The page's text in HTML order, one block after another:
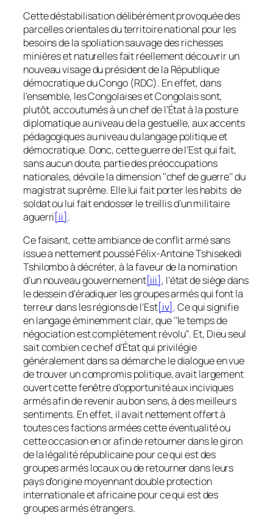
Cette déstabilisation délibérément provoquée des
parcelles orientales du territoire national pour les
besoins de la spoliation sauvage des richesses
minières et naturelles fait réellement découvrir un
nouveau visage du président de la République
démocratique du Congo (RDC). En effet, dans
l’ensemble, les Congolaises et Congolais sont,
plutôt, accoutumés à un chef de l’État à la posture
diplomatique au niveau de la gestuelle, aux accents
pédagogiques au niveau du langage politique et
démocratique. Donc, cette guerre de l’Est qui fait,
sans aucun doute, partie des préoccupations
nationales, dévoile la dimension ‘‘chef de guerre’’ du
magistrat suprême. Elle lui fait porter les habits de
soldat ou lui fait endosser le treillis d’un militaire
aguerri[ii].
Ce faisant, cette ambiance de conflit armé sans
issue a nettement poussé Félix-Antoine Tshisekedi
Tshilombo à décréter, à la faveur de la nomination
d’un nouveau gouvernement[iii], l’état de siège dans
le dessein d’éradiquer les groupes armés qui font la
terreur dans les régions de l’Est[iv]. Ce qui signifie
en langage éminemment clair, que ‘‘le temps de
négociation est complètement révolu’’. Et, Dieu seul
sait combien ce chef d’État qui privilégie
généralement dans sa démarche le dialogue en vue
de trouver un compromis politique, avait largement
ouvert cette fenêtre d’opportunité aux inciviques
armés afin de revenir au bon sens, à des meilleurs
sentiments. En effet, il avait nettement offert à
toutes ces factions armées cette éventualité ou
cette occasion en or afin de retourner dans le giron
de la légalité républicaine pour ce qui est des
groupes armés locaux ou de retourner dans leurs
pays d’origine moyennant double protection
internationale et africaine pour ce qui est des
groupes armés étrangers.